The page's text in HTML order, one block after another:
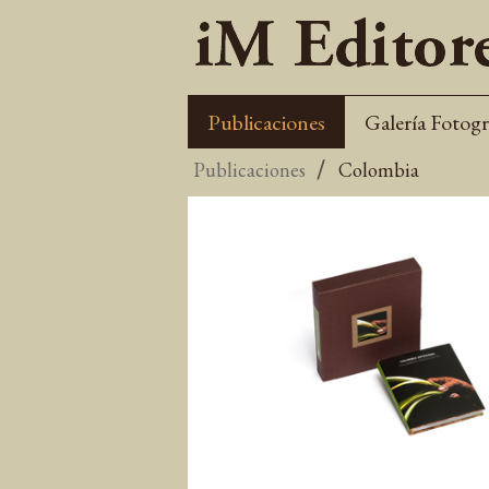
Publicaciones Galería
Publicaciones Colombia